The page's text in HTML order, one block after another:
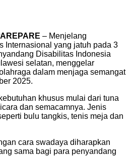
– Menjelang
Internasional yang jatuh pada 3
Disabilitas Indonesia
selatan, menggelar
dalam menjaga semangat
2025.
khusus mulai dari tuna
dan semacamnya. Jenis
bulu tangkis, tenis meja dan
cara swadaya diharapkan
sama bagi para penyandang